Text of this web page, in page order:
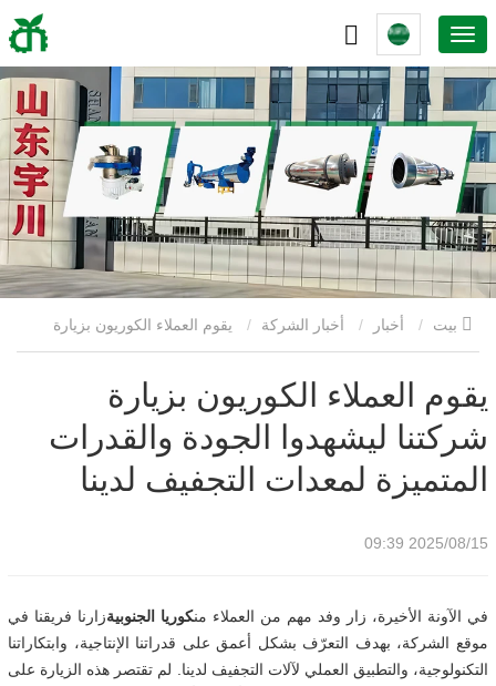
أخبار أخبار الشركة يقوم العملاء الكوريون بزيارة
شركتنا ليشهدوا الجودة والقدرات المتميزة لمعدات التجفيف لدينا
يقوم العملاء الكوريون بزيارة
شركتنا ليشهدوا الجودة والقدرات
المتميزة لمعدات التجفيف لدينا
2025/08/15 09:39
في الآونة الأخيرة، زار وفد مهم من العملاء منكوريا الجنوبيةزارنا فريقنا في
موقع الشركة، بهدف التعرّف بشكل أعمق على قدراتنا الإنتاجية، وابتكاراتنا
التكنولوجية، والتطبيق العملي لآلات التجفيف لدينا. لم تقتصر هذه الزيارة على